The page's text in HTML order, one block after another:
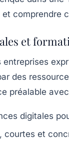
comprendre
et
des
préalable
digitales
courtes et